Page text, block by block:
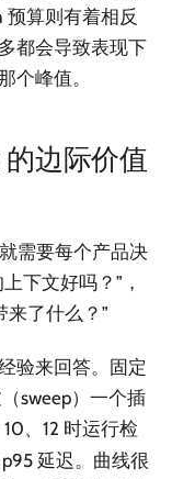
预算则有着相反
都会导致表现下
个峰值。
的边际价值
需要每个产品决
下文好吗？”，
来了什么？”
验来回答。固定
sweep）一个插
、12 时运行检
延迟。曲线很